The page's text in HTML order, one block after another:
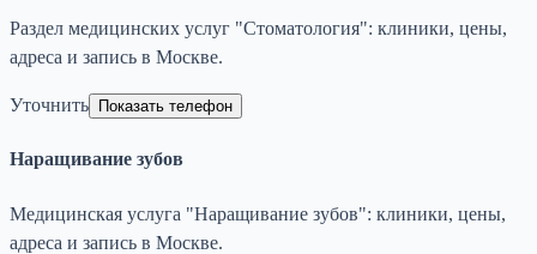
Раздел медицинских услуг "Стоматология": клиники, цены,
адреса и запись в Москве.
Уточнить Показать телефон
Наращивание зубов
Медицинская услуга "Наращивание зубов": клиники, цены,
адреса и запись в Москве.